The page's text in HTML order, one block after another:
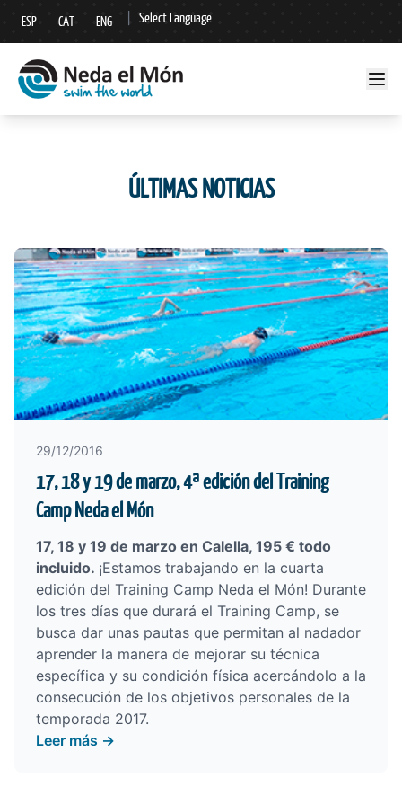
ESP CAT ENG Select Language
▼
ÚLTIMAS NOTICIAS
29/12/2016
17, 18 y 19 de marzo, 4ª edición del Training
Camp Neda el Món
17, 18 y 19 de marzo en Calella, 195 € todo
incluido. ¡Estamos trabajando en la cuarta
edición del Training Camp Neda el Món! Durante
los tres días que durará el Training Camp, se
busca dar unas pautas que permitan al nadador
aprender la manera de mejorar su técnica
específica y su condición física acercándolo a la
consecución de los objetivos personales de la
temporada 2017.
Leer más →